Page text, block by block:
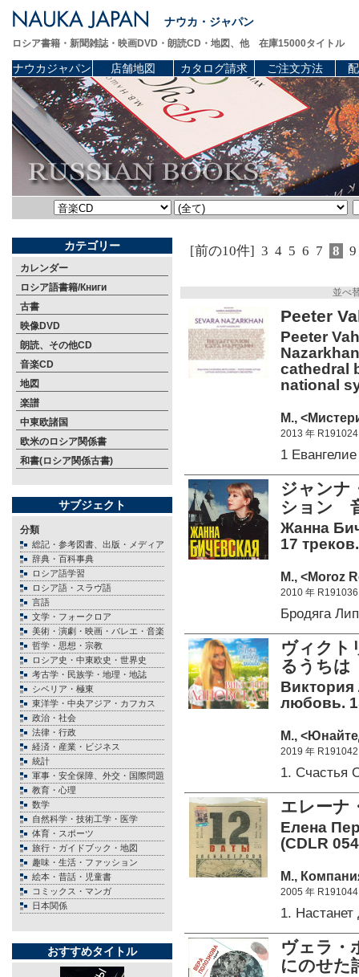
ナウカ・ジャパン
ロシア書籍・新聞雑誌・映画DVD・朗読CD・地図、他 在庫15000タイトル
ナウカジャパン 店舗地図 カタログ請求 ご注文方法
カテゴリー
カレンダー
ロシア語書籍/Книги
古書
映像DVD
朗読、その他CD
音楽CD
地図
楽譜
中東欧諸国
欧米のロシア関係書
和書(ロシア関係古書)
サブジェクト
分類
総記・参考図書、出版・メディア
辞典・百科事典
ロシア語学習
ロシア語・スラヴ語
言語
文学・フォークロア
美術・演劇・映画・バレエ・音楽
哲学・思想・宗教
ロシア史・中東欧史・世界史
考古学・民族学・地理・地誌
シベリア・極東
東洋学・中央アジア・カフカス
政治・社会
法律・行政
経済・産業・ビジネス
統計
軍事・安全保障、外交・国際問題
教育・心理
数学
自然科学・技術工学・医学
体育・スポーツ
旅行・ガイドブック・地図
趣味・生活・ファッション
絵本・昔話・児童書
コミックス・マンガ
日本関係
おすすめタイトル
[前の10件] 3 4 5 6 7 8 9
並べ
Peeter
Peeter
cathedral
national
М.,
2013 年 R191024
1
ジャン
ション
Жанна
17
М., <Moroz
2010 年 R191036
Бродяга
ヴィクト
るうち
Виктория
любовь.
М.,
2019 年 R191042
1. Счастья
エレー
Елена
(CDLR
М.,
2005 年 R191044
1.
ヴェラ
にのせた